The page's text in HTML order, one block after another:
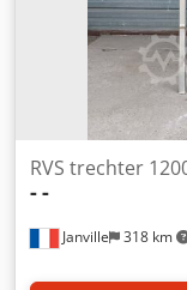
Janville 318 km
RVS trechter
--